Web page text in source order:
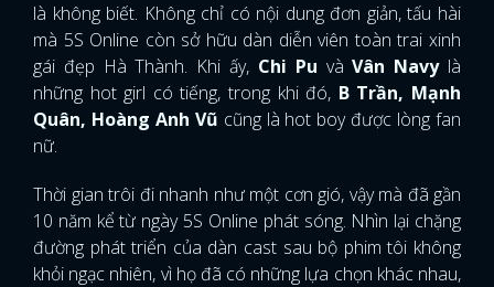
là không biết. Không chỉ có nội dung đơn giản, tấu hài
mà 5S Online còn sở hữu dàn diễn viên toàn trai xinh
gái đẹp Hà Thành. Khi ấy, Chi Pu vàVân Navylà
những hot girl có tiếng, trong khi đó, B Trần, Mạnh
Quân, Hoàng Anh Vũ cũng là hot boy được lòng fan
nữ.
Thời gian trôi đi nhanh như một cơn gió, vậy mà đã gần
10 năm kể từ ngày 5S Online phát sóng. Nhìn lại chặng
đường phát triển của dàn cast sau bộ phim tôi không
khỏi ngạc nhiên, vì họ đã có những lựa chọn khác nhau,